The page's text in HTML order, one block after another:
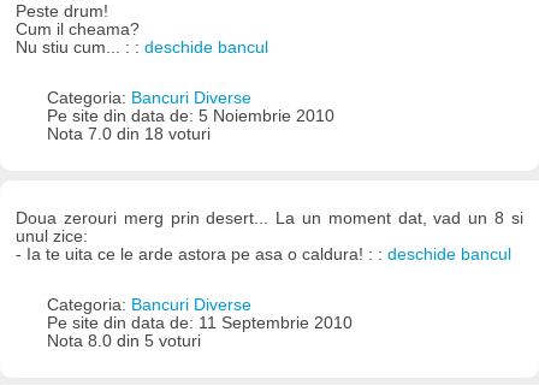
Peste drum!
Cum il cheama?
Nu stiu cum... : :deschide bancul
Categoria: Bancuri Diverse
Pe site din data de: 5 Noiembrie 2010
Nota 7.0 din 18 voturi
Doua zerouri merg prin desert... La un moment dat, vad un 8 si
unul zice:
- Ia te uita ce le arde astora pe asa o caldura! : :deschide bancul
Categoria: Bancuri Diverse
Pe site din data de: 11 Septembrie 2010
Nota 8.0 din 5 voturi